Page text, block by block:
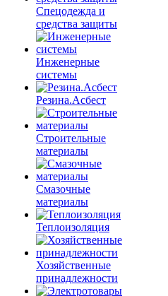
Спецодежда и
средства защиты
Инженерные
системы
Резина.Асбест
Строительные
материалы
Смазочные
материалы
Теплоизоляция
Хозяйственные
принадлежности